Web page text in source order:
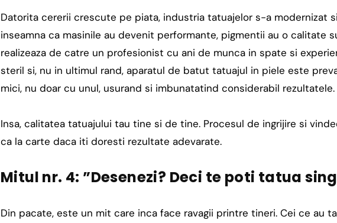
Datorita cererii crescute pe piata, industria tatuajelor s-a modernizat
inseamna ca masinile au devenit performante, pigmentii au o calitate
realizeaza de catre un profesionist cu ani de munca in spate si
steril si, nu in ultimul rand, aparatul de batut tatuajul in piele este
mici, nu doar cu unul, usurand si imbunatatind considerabil rezultatele.
Insa, calitatea tatuajului tau tine si de tine. Procesul de ingrijire si
ca la carte daca iti doresti rezultate adevarate.
Mitul nr. 4: ”Desenezi? Deci te poti tatua
Din pacate, este un mit care inca face ravagii printre tineri. Cei ce au